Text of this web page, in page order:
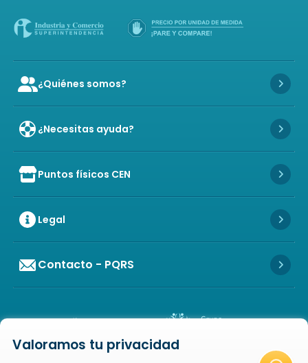
Icon of user-group
¿Quiénes somos? Icon
¿Necesitas ayuda? Icon
Icon of store
Puntos físicos CEN Icon
Legal Icon
Contacto - PQRS Icon
Valoramos tu privacidad